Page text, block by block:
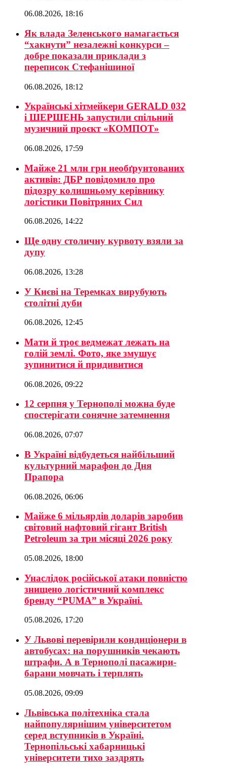
06.08.2026, 18:16
Як влада Зеленського намагається
“хакнути” незалежні конкурси –
добре показали приклади з
переписок Стефанішиної
06.08.2026, 18:12
Українські хітмейкери GERALD 032
і ШЕРШЕНЬ запустили спільний
музичний проєкт «КОМПОТ»
06.08.2026, 17:59
Майже 21 млн грн необґрунтованих
активів: ДБР повідомило про
підозру колишньому керівнику
логістики Повітряних Сил
06.08.2026, 14:22
Ще одну столичну курвоту взяли за
дупу
06.08.2026, 13:28
У Києві на Теремках вирубують
столітні дуби
06.08.2026, 12:45
Мати й троє ведмежат лежать на
голій землі. Фото, яке змушує
зупинитися й придивитися
06.08.2026, 09:22
12 серпня у Тернополі можна буде
спостерігати сонячне затемнення
06.08.2026, 07:07
В Україні відбудеться найбільший
культурний марафон до Дня
Прапора
06.08.2026, 06:06
Майже 6 мільярдів доларів заробив
світовий нафтовий гігант British
Petroleum за три місяці 2026 року
05.08.2026, 18:00
Унаслідок російської атаки повністю
знищено логістичний комплекс
бренду “PUMA” в Україні.
05.08.2026, 17:20
У Львові перевірили кондиціонери в
автобусах: на порушників чекають
штрафи. А в Тернополі пасажири-
барани мовчать і терплять
05.08.2026, 09:09
Львівська політехніка стала
найпопулярнішим університетом
серед вступників в Україні.
Тернопільські хабарницькі
університети тихо заздрять